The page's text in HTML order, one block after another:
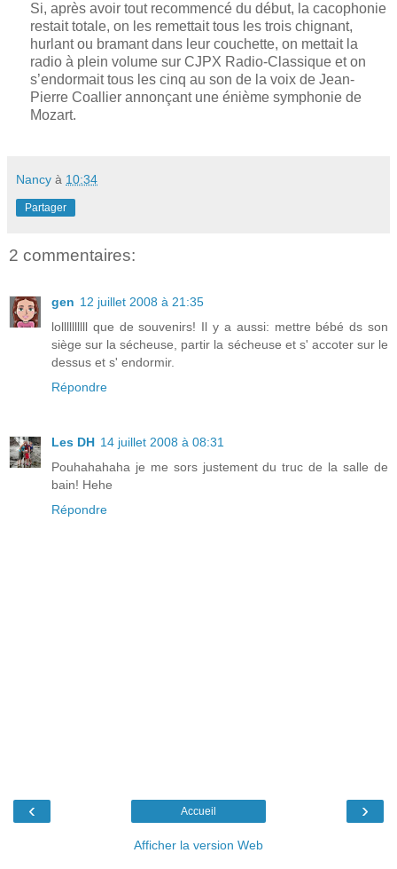
Si, après avoir tout recommencé du début, la cacophonie
restait totale, on les remettait tous les trois chignant,
hurlant ou bramant dans leur couchette, on mettait la
radio à plein volume sur CJPX Radio-Classique et on
s’endormait tous les cinq au son de la voix de Jean-
Pierre Coallier annonçant une énième symphonie de
Mozart.
Nancy à 10:34
Partager
2 commentaires:
gen 12 juillet 2008 à 21:35
lollllllllll que de souvenirs! Il y a aussi: mettre bébé ds son
siège sur la sécheuse, partir la sécheuse et s' accoter sur le
dessus et s' endormir.
Répondre
Les DH 14 juillet 2008 à 08:31
Pouhahahaha je me sors justement du truc de la salle de
bain! Hehe
Répondre
‹ ›
Accueil
Afficher la version Web